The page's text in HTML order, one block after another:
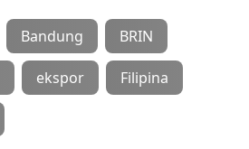
Bandung BRIN
ekspor Filipina